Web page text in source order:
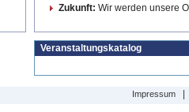
Zukunft: Wir werden unsere
Veranstaltungskatalog
Impressum|